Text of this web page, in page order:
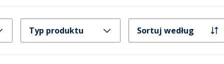
Typ produktu Sortuj według